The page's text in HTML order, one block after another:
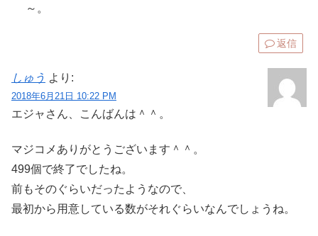
～。
返信
しゅう より:
2018年6月21日 10:22 PM
エジャさん、こんばんは＾＾。
マジコメありがとうございます＾＾。
499個で終了でしたね。
前もそのぐらいだったようなので、
最初から用意している数がそれぐらいなんでしょうね。